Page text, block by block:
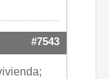
#7543